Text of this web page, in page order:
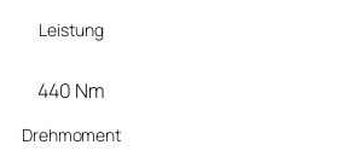
Leistung
440 Nm
Drehmoment